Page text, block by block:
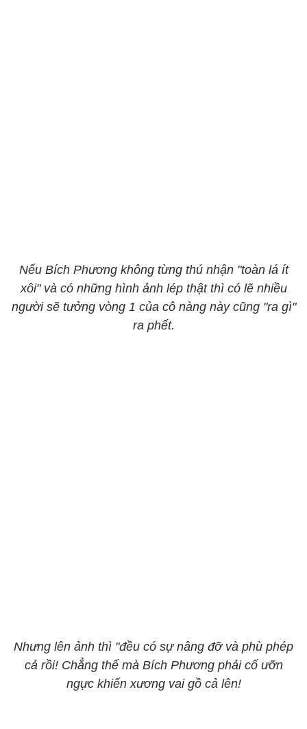
Nếu Bích Phương không từng thú nhận "toàn lá ít
xôi" và có những hình ảnh lép thật thì có lẽ nhiều
người sẽ tưởng vòng 1 của cô nàng này cũng "ra gì"
ra phết.
Nhưng lên ảnh thì "đều có sự nâng đỡ và phù phép
cả rồi! Chẳng thế mà Bích Phương phải cố ưỡn
ngực khiến xương vai gồ cả lên!